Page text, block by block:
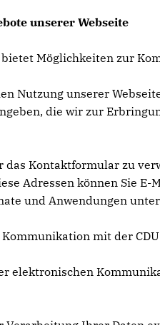
unserer Webseite
Möglichkeiten zur
Nutzung unserer
die wir zur
Kontaktformular zu
Adressen können Sie
und Anwendungen
mit der
elektronischen